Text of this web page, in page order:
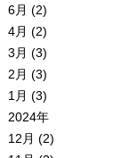
6月 (2)
4月 (2)
3月 (3)
2月 (3)
1月 (3)
2024年
12月 (2)